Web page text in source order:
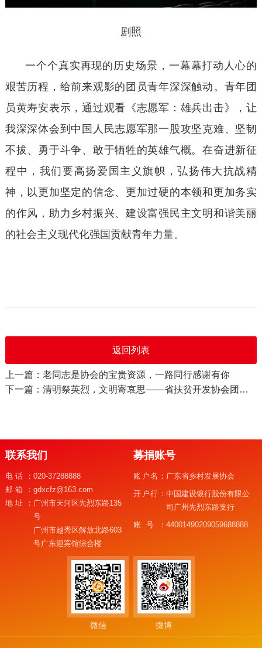
剧照
一个个真实再现的历史场景，一幕幕打动人心的
艰苦历程，给前来观影的团员青年深深触动。青年团
员黄寿安表示，通过观看《志愿军：雄兵出击》，让
我深深体会到中国人民志愿军那一股攻坚克难、坚韧
不拔、勇于斗争、敢于牺牲的英雄气概。在奋进新征
程中，我们要高扬爱国主义旗帜，弘扬伟大抗战精
神，以更加坚定的信念、更加过硬的本领和更加务实
的作风，助力乡村振兴、建设富强民主文明和谐美丽
的社会主义现代化强国贡献青年力量。
返回列表
上一篇：老同志是协会的宝贵资源，一路同行感谢有你
下一篇：清明祭英烈，文明寄哀思——省扶贫开发协会团员青年在行动
联系我们
电话： 020-37288888
邮箱： gdxcfz@163.com
地址： 广州市天河区先烈东路135
号
广州市越秀区解放北路603
号广东迎宾馆综合楼
募捐账号
账户名： 广东省乡村发展协会
开户行：中国建设银行股份有限公
司广州先烈东路支行
账号：44001490209059688888
微信 微博